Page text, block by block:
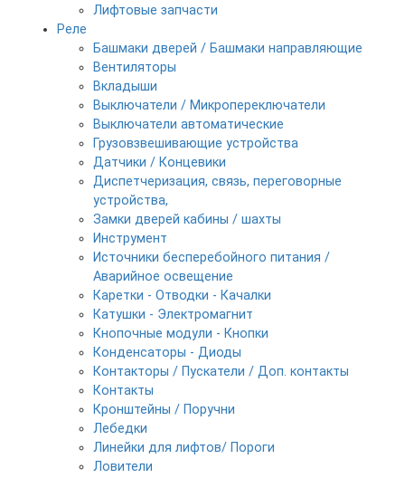
Лифтовые запчасти
Реле
Башмаки дверей / Башмаки направляющие
Вентиляторы
Вкладыши
Выключатели / Микропереключатели
Выключатели автоматические
Грузовзвешивающие устройства
Датчики / Концевики
Диспетчеризация, связь, переговорные
устройства,
Замки дверей кабины / шахты
Инструмент
Источники бесперебойного питания /
Аварийное освещение
Каретки - Отводки - Качалки
Катушки - Электромагнит
Кнопочные модули - Кнопки
Конденсаторы - Диоды
Контакторы / Пускатели / Доп. контакты
Контакты
Кронштейны / Поручни
Лебедки
Линейки для лифтов/ Пороги
Ловители